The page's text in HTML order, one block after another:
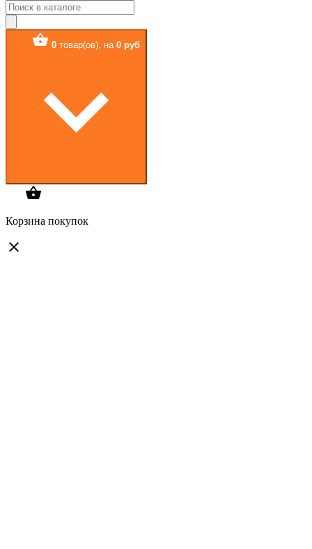
0 товар(ов), на 0 руб
Корзина покупок